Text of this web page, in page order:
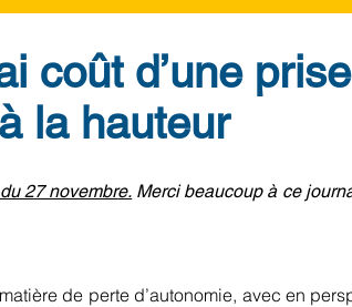
coût d’une
la hauteur
de perte d’autonomie, avec en
27 novembre. Merci beaucoup à ce